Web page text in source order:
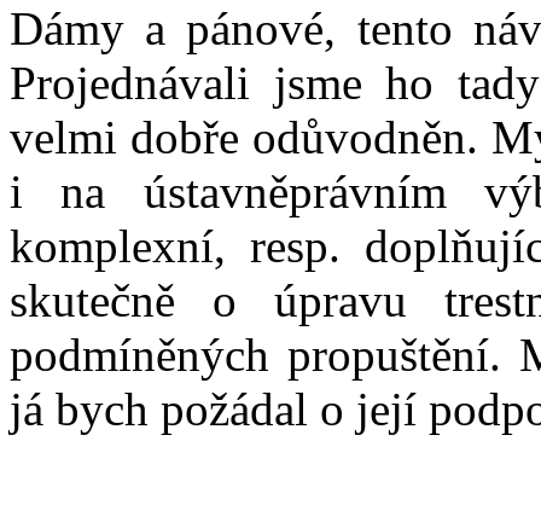
Dámy a pánové, tento
Projednávali jsme ho
velmi dobře odůvodněn.
i na ústavněprávním
komplexní, resp.
skutečně o úpravu
podmíněných propuštění.
já bych požádal o její